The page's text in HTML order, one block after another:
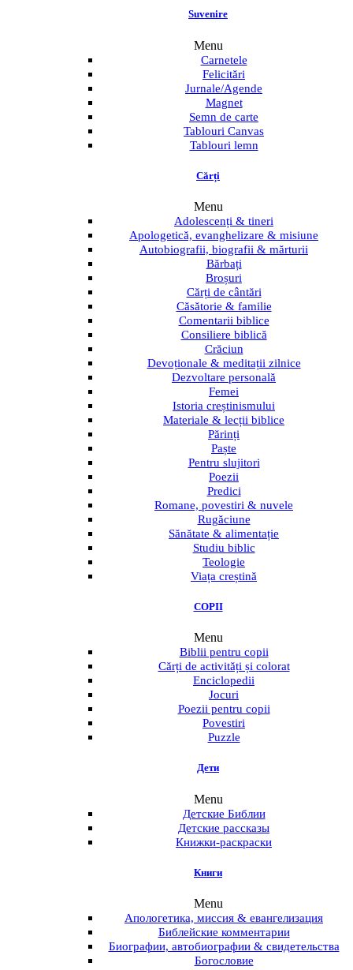
Suvenire
Menu
Carnetele
Felicitări
Jurnale/Agende
Magnet
Semn de carte
Tablouri Canvas
Tablouri lemn
Cărți
Menu
Adolescenți & tineri
Apologetică, evanghelizare & misiune
Autobiografii, biografii & mărturii
Bărbați
Broșuri
Cărți de cântări
Căsătorie & familie
Comentarii biblice
Consiliere biblică
Crăciun
Devoționale & meditații zilnice
Dezvoltare personală
Femei
Istoria creștinismului
Materiale & lecții biblice
Părinți
Paște
Pentru slujitori
Poezii
Predici
Romane, povestiri & nuvele
Rugăciune
Sănătate & alimentație
Studiu biblic
Teologie
Viața creștină
COPII
Menu
Biblii pentru copii
Cărți de activități și colorat
Enciclopedii
Jocuri
Poezii pentru copii
Povestiri
Puzzle
Дети
Menu
Детские Библии
Детские рассказы
Книжки-раскраски
Книги
Menu
Апологетика, миссия & евангелизация
Библейские комментарии
Биографии, автобиографии & свидетельства
Богословие